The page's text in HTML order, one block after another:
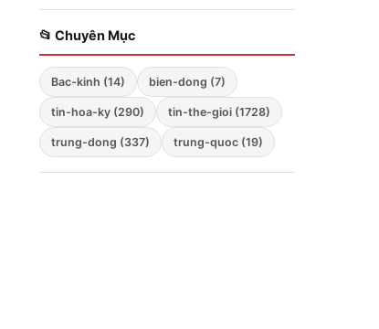
triển khai chiến lược
chế vào lòng nước
📂 Chuyên Mục
Bac-kinh (14) bien-dong (7)
tin-hoa-ky (290) tin-the-gioi (1728)
trung-dong (337) trung-quoc (19)